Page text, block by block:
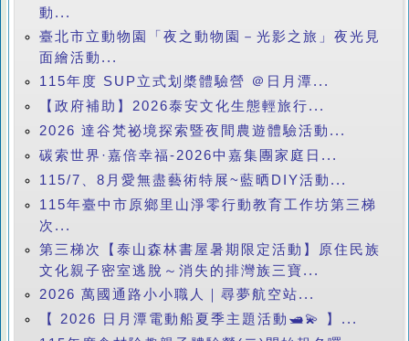
動...
臺北市立動物園「夜之動物園－光影之旅」夜光見
面繪活動...
115年度 SUP立式划槳體驗營 ＠日月潭...
【政府補助】2026泰安文化生態輕旅行...
2026 達谷梵祕境探索暨夜間農遊體驗活動...
碳索世界·嘉倍幸福-2026中嘉集團家庭日...
115/7、8月愛無盡藝術特展~藍晒DIY活動...
115年臺中市原鄉里山淨零行動教育工作坊第三梯
次...
第三梯次【泰山森林書屋暑期限定活動】原住民族
文化親子密室逃脫～消失的排灣族三寶...
2026 萬國通路小小職人｜尋夢航空站...
【 2026 日月潭電動船夏季主題活動🛥️💫 】...